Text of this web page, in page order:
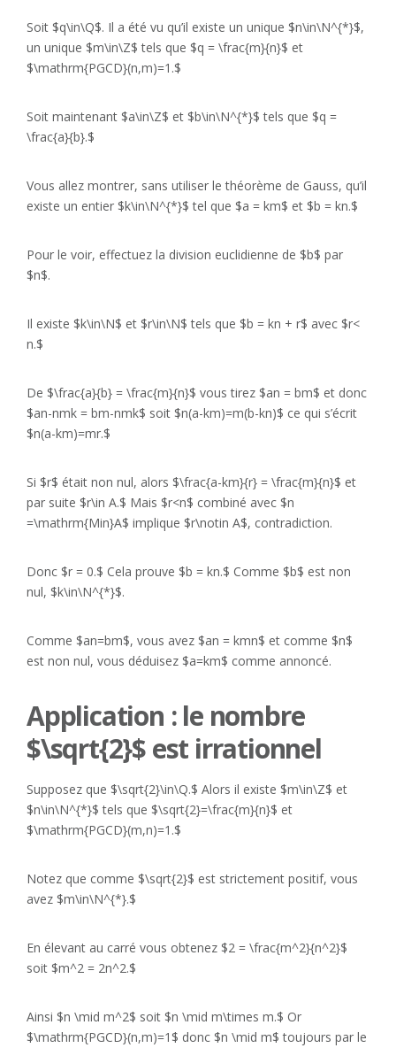
Soit $q\in\Q$. Il a été vu qu’il existe un unique $n\in\N^{*}$,
un unique $m\in\Z$ tels que $q = \frac{m}{n}$ et
$\mathrm{PGCD}(n,m)=1.$
Soit maintenant $a\in\Z$ et $b\in\N^{*}$ tels que $q =
\frac{a}{b}.$
Vous allez montrer, sans utiliser le théorème de Gauss, qu’il
existe un entier $k\in\N^{*}$ tel que $a = km$ et $b = kn.$
Pour le voir, effectuez la division euclidienne de $b$ par
$n$.
Il existe $k\in\N$ et $r\in\N$ tels que $b = kn + r$ avec $r<
n.$
De $\frac{a}{b} = \frac{m}{n}$ vous tirez $an = bm$ et donc
$an-nmk = bm-nmk$ soit $n(a-km)=m(b-kn)$ ce qui s’écrit
$n(a-km)=mr.$
Si $r$ était non nul, alors $\frac{a-km}{r} = \frac{m}{n}$ et
par suite $r\in A.$ Mais $r<n$ combiné avec $n
=\mathrm{Min}A$ implique $r\notin A$, contradiction.
Donc $r = 0.$ Cela prouve $b = kn.$ Comme $b$ est non
nul, $k\in\N^{*}$.
Comme $an=bm$, vous avez $an = kmn$ et comme $n$
est non nul, vous déduisez $a=km$ comme annoncé.
Application : le nombre
$\sqrt{2}$ est irrationnel
Supposez que $\sqrt{2}\in\Q.$ Alors il existe $m\in\Z$ et
$n\in\N^{*}$ tels que $\sqrt{2}=\frac{m}{n}$ et
$\mathrm{PGCD}(m,n)=1.$
Notez que comme $\sqrt{2}$ est strictement positif, vous
avez $m\in\N^{*}.$
En élevant au carré vous obtenez $2 = \frac{m^2}{n^2}$
soit $m^2 = 2n^2.$
Ainsi $n \mid m^2$ soit $n \mid m\times m.$ Or
$\mathrm{PGCD}(n,m)=1$ donc $n \mid m$ toujours par le